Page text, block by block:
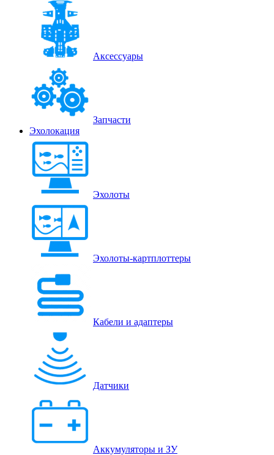
Аксессуары
Запчасти
Эхолокация
Эхолоты
Эхолоты-картплоттеры
Кабели и адаптеры
Датчики
Аккумуляторы и ЗУ